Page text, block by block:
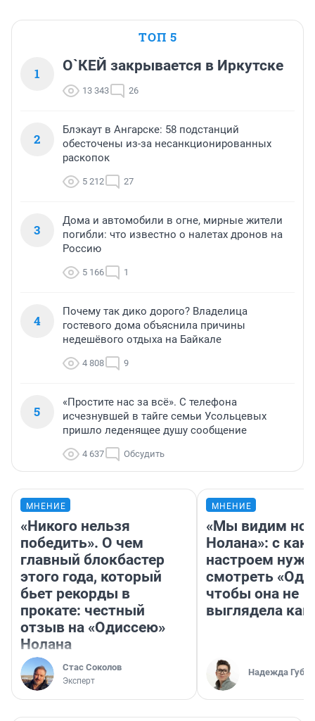
ТОП 5
1 О`КЕЙ закрывается в Иркутске
13 343 26
2
Блэкаут в Ангарске: 58 подстанций
обесточены из-за несанкционированных
раскопок
5 212 27
3
Дома и автомобили в огне, мирные жители
погибли: что известно о налетах дронов на
Россию
5 166 1
4
Почему так дико дорого? Владелица
гостевого дома объяснила причины
недешёвого отдыха на Байкале
4 808 9
5
«Простите нас за всё». С телефона
исчезнувшей в тайге семьи Усольцевых
пришло леденящее душу сообщение
4 637 Обсудить
МНЕНИЕ
«Никого нельзя
победить». О чем
главный блокбастер
этого года, который
бьет рекорды в
прокате: честный
отзыв на «Одиссею»
Нолана
Стас Соколов
Эксперт
МНЕНИЕ
«Мы видим
Нолана»: с
настроем
смотреть
чтобы она не
выглядела как
Надежда